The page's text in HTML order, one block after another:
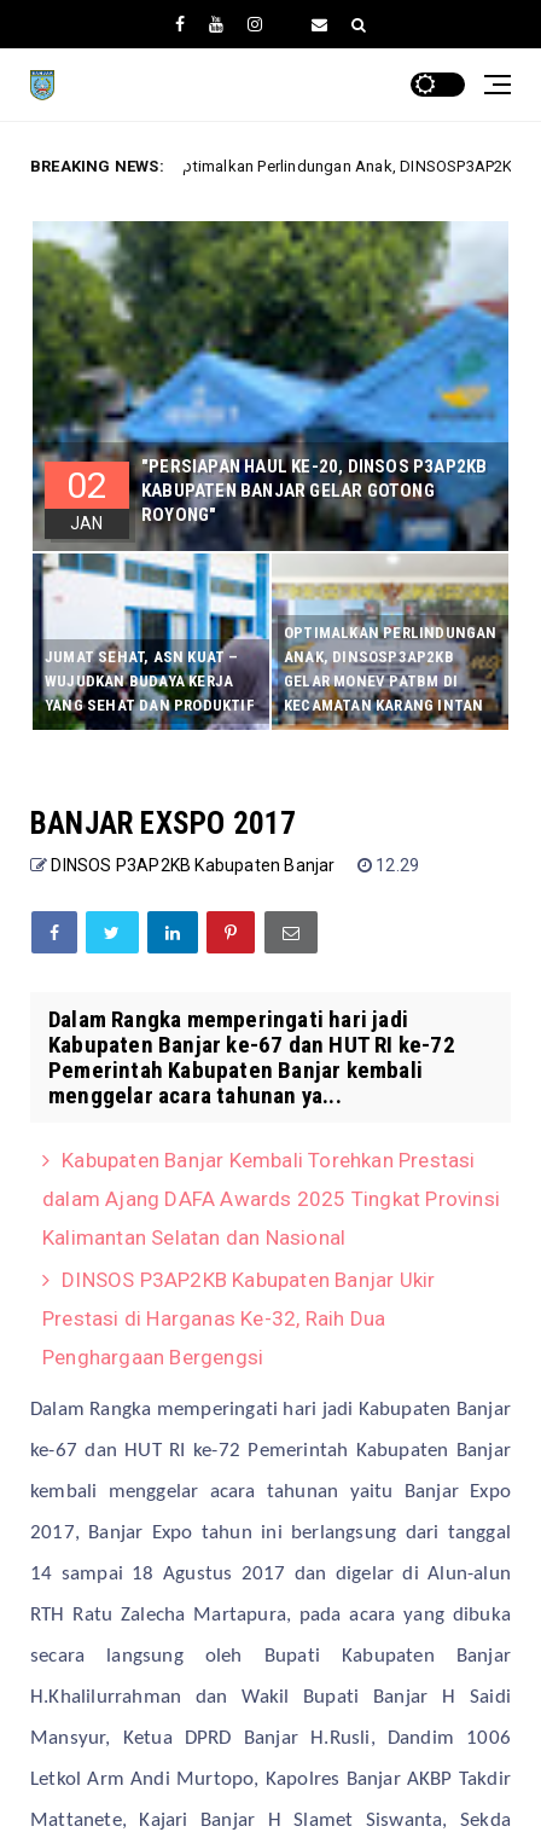
BREAKING NEWS:
Anak, DINSOSP3AP2KB Gelar Monev PATBM di Kecamatan
"PERSIAPAN HAUL KE-20, DINSOS P3AP2KB
KABUPATEN BANJAR GELAR GOTONG
ROYONG"
02
JAN
JUMAT SEHAT, ASN KUAT –
WUJUDKAN BUDAYA KERJA
YANG SEHAT DAN PRODUKTIF
OPTIMALKAN PERLINDUNGAN
ANAK, DINSOSP3AP2KB
GELAR MONEV PATBM DI
KECAMATAN KARANG INTAN
BANJAR EXSPO 2017
DINSOS P3AP2KB Kabupaten Banjar 12.29
Dalam Rangka memperingati hari jadi
Kabupaten Banjar ke-67 dan HUT RI ke-72
Pemerintah Kabupaten Banjar kembali
menggelar acara tahunan ya...
Kabupaten Banjar Kembali Torehkan Prestasi
dalam Ajang DAFA Awards 2025 Tingkat Provinsi
Kalimantan Selatan dan Nasional
DINSOS P3AP2KB Kabupaten Banjar Ukir
Prestasi di Harganas Ke-32, Raih Dua
Penghargaan Bergengsi
Dalam Rangka memperingati hari jadi Kabupaten Banjar
ke-67 dan HUT RI ke-72 Pemerintah Kabupaten Banjar
kembali menggelar acara tahunan yaitu Banjar Expo
2017, Banjar Expo tahun ini berlangsung dari tanggal
14 sampai 18 Agustus 2017 dan digelar di Alun-alun
RTH Ratu Zalecha Martapura, pada acara yang dibuka
secara langsung oleh Bupati Kabupaten Banjar
H.Khalilurrahman dan Wakil Bupati Banjar H Saidi
Mansyur, Ketua DPRD Banjar H.Rusli, Dandim 1006
Letkol Arm Andi Murtopo, Kapolres Banjar AKBP Takdir
Mattanete, Kajari Banjar H Slamet Siswanta, Sekda